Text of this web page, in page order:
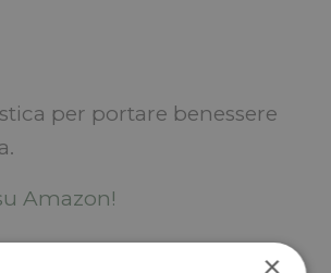
per portare benessere
Amazon!
×